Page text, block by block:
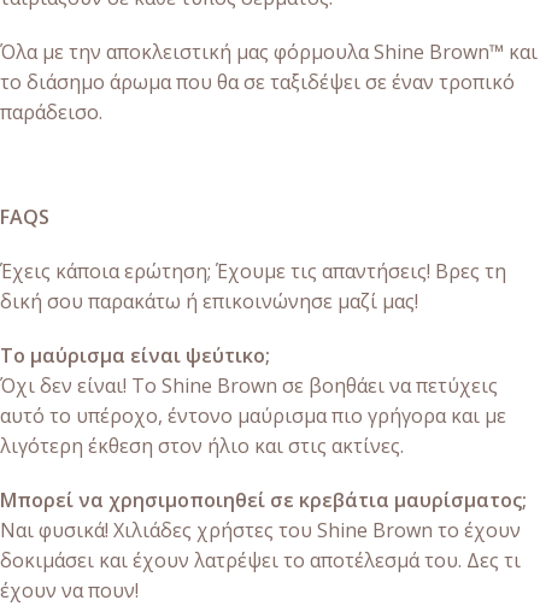
Όλα με την αποκλειστική μας φόρμουλα Shine Brown™ και
το διάσημο άρωμα που θα σε ταξιδέψει σε έναν τροπικό
παράδεισο.
FAQS
Έχεις κάποια ερώτηση; Έχουμε τις απαντήσεις! Βρες τη
δική σου παρακάτω ή επικοινώνησε μαζί μας!
Το μαύρισμα είναι ψεύτικο;
Όχι δεν είναι! Το Shine Brown σε βοηθάει να πετύχεις
αυτό το υπέροχο, έντονο μαύρισμα πιο γρήγορα και με
λιγότερη έκθεση στον ήλιο και στις ακτίνες.
Μπορεί να χρησιμοποιηθεί σε κρεβάτια μαυρίσματος;
Ναι φυσικά! Χιλιάδες χρήστες του Shine Brown το έχουν
δοκιμάσει και έχουν λατρέψει το αποτέλεσμά του. Δες τι
έχουν να πουν!